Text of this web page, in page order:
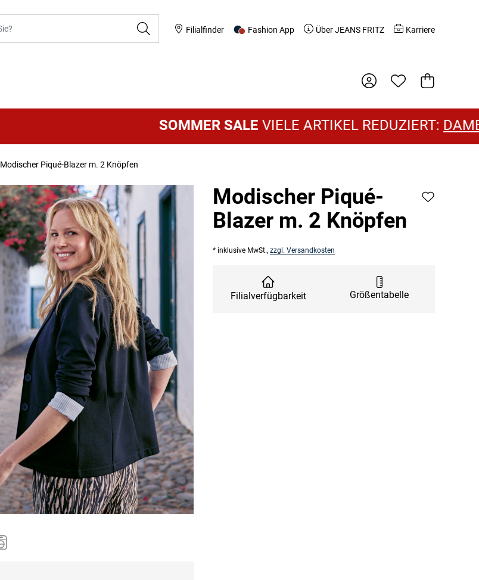
Filialfinder Fashion App Über JEANS FRITZ Karriere
Warenkorb
SOMMER SALEVIELE ARTIKEL REDUZIERT:DAMEN SALE
Modischer Piqué-Blazer m. 2 Knöpfen
Modischer Piqué-
Blazer m. 2 Knöpfen
* inklusive MwSt., zzgl. Versandkosten
Filialverfügbarkeit Größentabelle